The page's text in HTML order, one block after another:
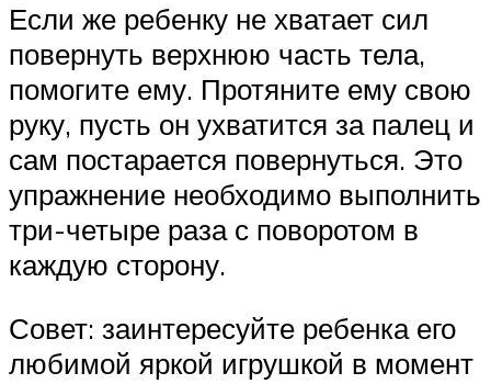
Если же ребенку не хватает сил
повернуть верхнюю часть тела,
помогите ему. Протяните ему свою
руку, пусть он ухватится за палец и
сам постарается повернуться. Это
упражнение необходимо выполнить
три-четыре раза с поворотом в
каждую сторону.
Совет: заинтересуйте ребенка его
любимой яркой игрушкой в момент